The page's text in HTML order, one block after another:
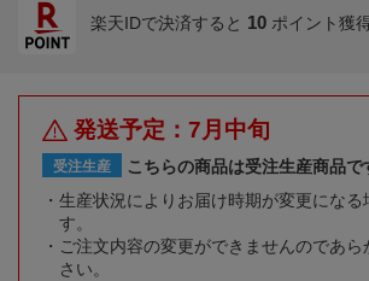
楽天IDで決済すると 10 ポイント獲
発送予定：7月中旬
受注生産
こちらの商品は受注生産商品で
生産状況によりお届け時期が変更になる
す。
ご注文内容の変更ができませんのであ
さい。